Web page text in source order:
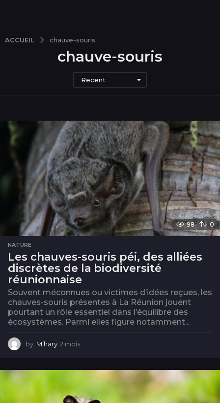
ACCUEIL chauve-souris
chauve-souris
Recent
98 0
NATURE
Les chauves-souris péi, des alliées
discrètes de la biodiversité
réunionnaise
Souvent méconnues ou victimes d’idées reçues, les
chauves-souris présentes à La Réunion jouent
pourtant un rôle essentiel dans l’équilibre des
écosystèmes. Parmi elles figure notamment...
by Mihary 2 mois
i